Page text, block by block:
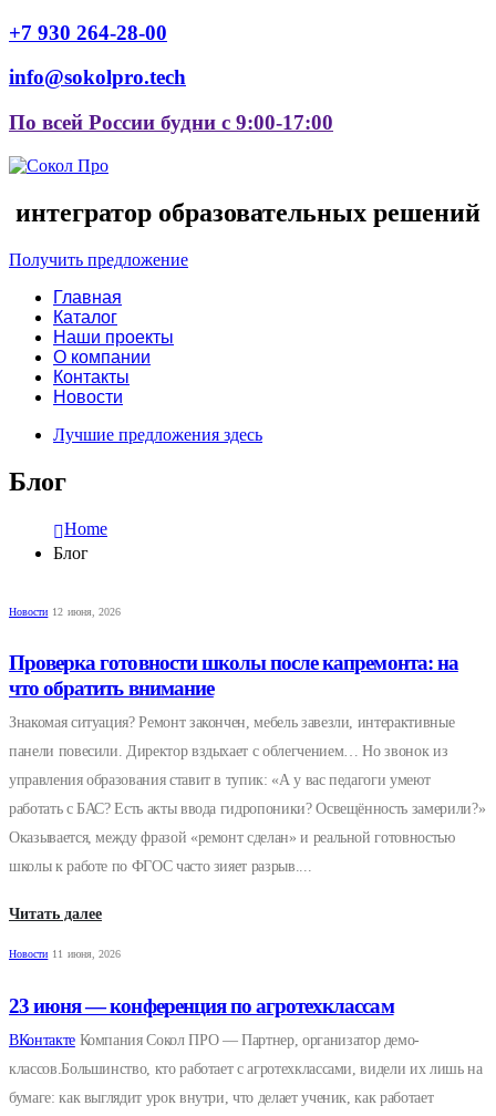
+7 930 264-28-00
info@sokolpro.tech
По всей России будни с 9:00-17:00
интегратор образовательных решений
Получить предложение
Главная
Каталог
Наши проекты
О компании
Контакты
Новости
Лучшие предложения здесь
Блог
Home
Блог
Новости 12 июня, 2026
Проверка готовности школы после капремонта: на
что обратить внимание
Знакомая ситуация? Ремонт закончен, мебель завезли, интерактивные
панели повесили. Директор вздыхает с облегчением… Но звонок из
управления образования ставит в тупик: «А у вас педагоги умеют
работать с БАС? Есть акты ввода гидропоники? Освещённость замерили?»
Оказывается, между фразой «ремонт сделан» и реальной готовностью
школы к работе по ФГОС часто зияет разрыв....
Читать далее
Новости 11 июня, 2026
23 июня — конференция по агротехклассам
ВКонтактеКомпания Сокол ПРО — Партнер, организатор демо-
классов.Большинство, кто работает с агротехклассами, видели их лишь на
бумаге: как выглядит урок внутри, что делает ученик, как работает